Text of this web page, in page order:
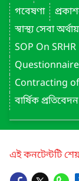
গবেষণা
স্বাস্থ্য সেবা
SOP On SRHR
বার্ষিক প্রতিবেদন
এই কনটেন্টটি